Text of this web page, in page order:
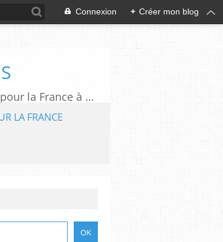
Connexion + Créer mon blog
L'association "Aux Marins" assure le rayonnement du Mémorial National des Marins Morts pour la France à Plougonvelin (29).
LA FRANCE